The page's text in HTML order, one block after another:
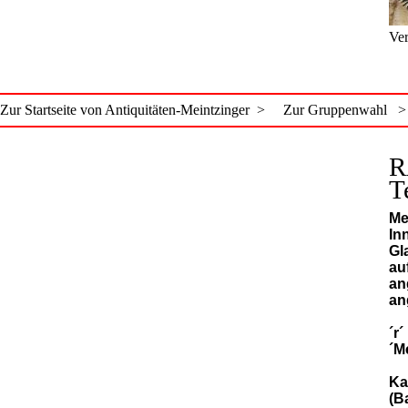
Zur Startseite von Antiquitäten-Meintzinger > Zur Gruppenwahl >